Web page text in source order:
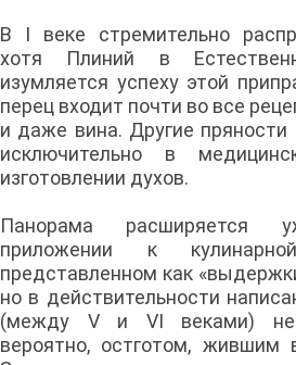
В I веке стремительно
хотя Плиний в
изумляется успеху этой
перец входит почти во все
и даже вина. Другие пряности
исключительно в
изготовлении духов.
Панорама расширяется
приложении к
представленном как
но в действительности
(между V и VI веками)
вероятно, остготом, жившим